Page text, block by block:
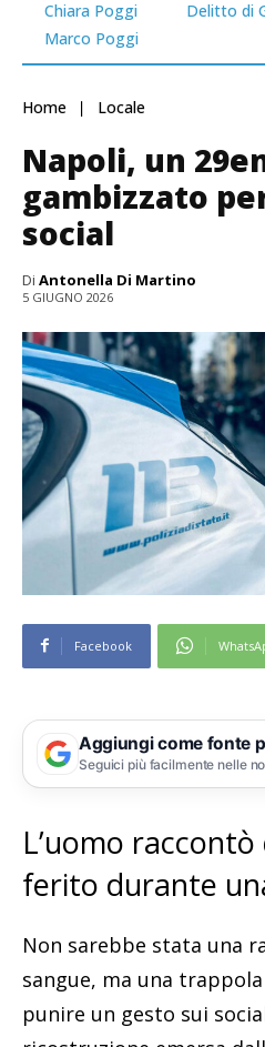
Chiara Poggi
Delitto di
Marco Poggi
Home Locale
Napoli, un
gambizzato
social
Di Antonella Di Martino
5 GIUGNO 2026
Facebook
Aggiungi come fonte
Seguici più facilmente nelle
L’uomo
ferito durante
Non sarebbe stata una
sangue, ma una
punire un gesto sui